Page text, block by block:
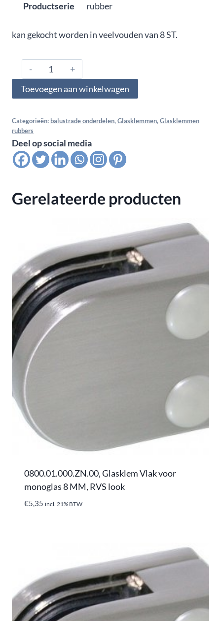
Productserie
rubber
kan gekocht worden in veelvouden van 8 ST.
1000.10.6760,
"Glasklem
rubber
model
-
Mono
10mm
"
Toevoegen aan winkelwagen
Categorieën: balustrade onderdelen, Glasklemmen, Glasklemmen
rubbers
Deel op social media
Gerelateerde producten
0800.01.000.ZN.00, Glasklem Vlak voor
monoglas 8 MM, RVS look
€5,35 incl. 21% BTW